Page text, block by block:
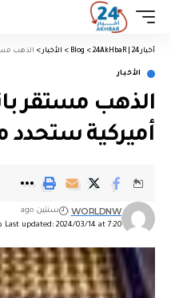
أخبار 24 | 24AkHbaR >
Blog
> الأخبار > الذهب
الأخبار
الذهب مستقر
أميركية ستحدد
Last updated: 2024/03/14 at 7:20 صباحًا
WORLDNW سنتين ago